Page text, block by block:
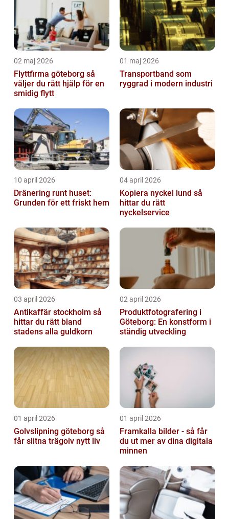
02 maj 2026
Flyttfirma göteborg så
väljer du rätt hjälp för en
smidig flytt
01 maj 2026
Transportband som
ryggrad i modern industri
10 april 2026
Dränering runt huset:
Grunden för ett friskt hem
04 april 2026
Kopiera nyckel lund så
hittar du rätt
nyckelservice
03 april 2026
Antikaffär stockholm så
hittar du rätt bland
stadens alla guldkorn
02 april 2026
Produktfotografering i
Göteborg: En konstform i
ständig utveckling
01 april 2026
Golvslipning göteborg så
får slitna trägolv nytt liv
01 april 2026
Framkalla bilder - så får
du ut mer av dina digitala
minnen